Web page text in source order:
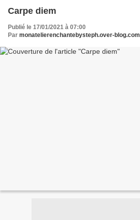
Carpe diem
Publié le 17/01/2021 à 07:00
Par monatelierenchantebysteph.over-blog.com